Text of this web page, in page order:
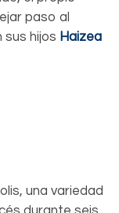
paso al
hijos Haizea
una variedad